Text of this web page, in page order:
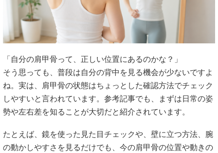
「自分の肩甲骨って、正しい位置にあるのかな？」
そう思っても、普段は自分の背中を見る機会が少ないですよ
ね。実は、肩甲骨の状態はちょっとした確認方法でチェック
しやすいと言われています。参考記事でも、まずは日常の姿
勢や左右差を知ることが大切だと紹介されています。
たとえば、鏡を使った見た目チェックや、壁に立つ方法、腕
の動かしやすさを見るだけでも、今の肩甲骨の位置や動きの